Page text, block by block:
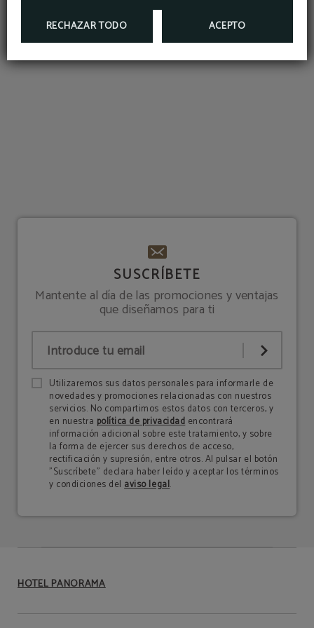
RECHAZAR TODO ACEPTO
RESERVAR
SUSCRÍBETE
Mantente al día de las promociones y ventajas
que diseñamos para ti
Utilizaremos sus datos personales para informarle de
novedades y promociones relacionadas con nuestros
servicios. No compartimos estos datos con terceros, y
en nuestra política de privacidadencontrará
información adicional sobre este tratamiento, y sobre
la forma de ejercer sus derechos de acceso,
rectificación y supresión, entre otros. Al pulsar el botón
"Suscríbete" declara haber leído y aceptar los términos
y condiciones delaviso legal.
HOTEL PANORAMA